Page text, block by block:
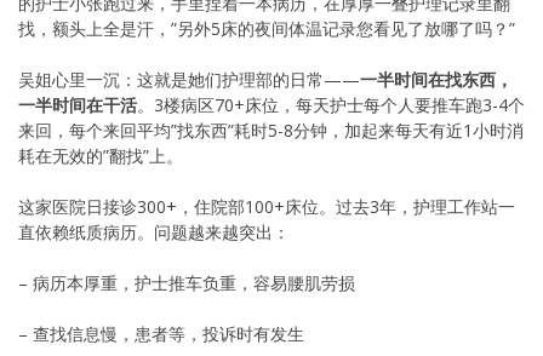
找，额头上全是汗，”另外5床的夜间体温记录您看见了放哪了吗？”
吴姐心里一沉：这就是她们护理部的日常——一半时间在找东西，
一半时间在干活。3楼病区70+床位，每天护士每个人要推车跑3-4个
来回，每个来回平均”找东西”耗时5-8分钟，加起来每天有近1小时消
耗在无效的”翻找”上。
这家医院日接诊300+，住院部100+床位。过去3年，护理工作站一
直依赖纸质病历。问题越来越突出：
– 病历本厚重，护士推车负重，容易腰肌劳损
– 查找信息慢，患者等，投诉时有发生